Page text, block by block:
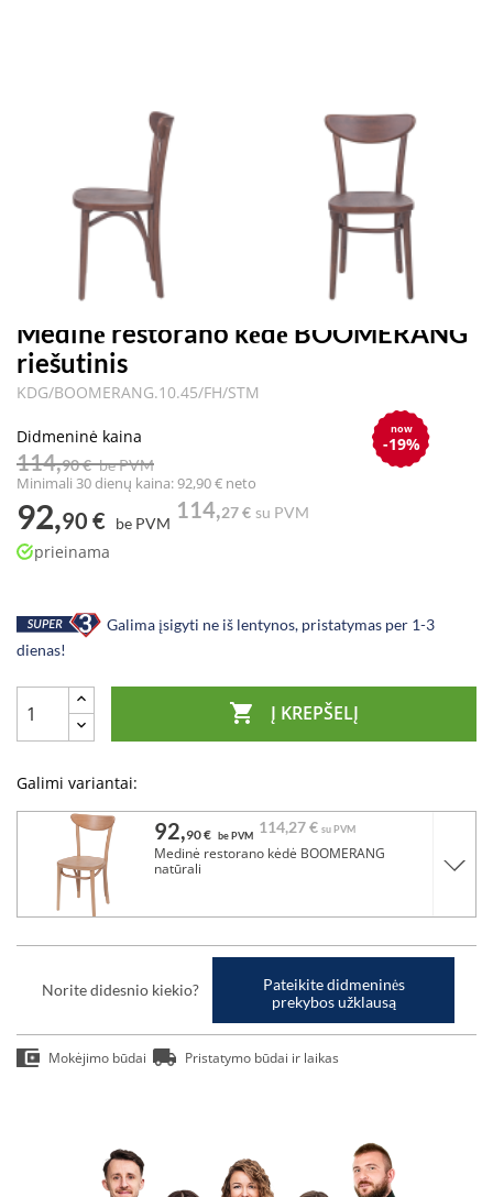
Medinė restorano kėdė BOOMERANG
riešutinis
KDG/BOOMERANG.10.45/FH/STM
Didmeninė kaina
114,90 € be PVM
now
-19%
Minimali 30 dienų kaina: 92,90 € neto
92,90 € be PVM
114,27 € su PVM
prieinama
Galima įsigyti ne iš lentynos, pristatymas per 1-3
dienas!
 Į KREPŠELĮ
Galimi variantai:
92,90 € be PVM 114,27 € su PVM
Medinė restorano kėdė BOOMERANG
natūrali
Norite didesnio kiekio?
Pateikite didmeninės
prekybos užklausą
Mokėjimo būdai Pristatymo būdai ir laikas